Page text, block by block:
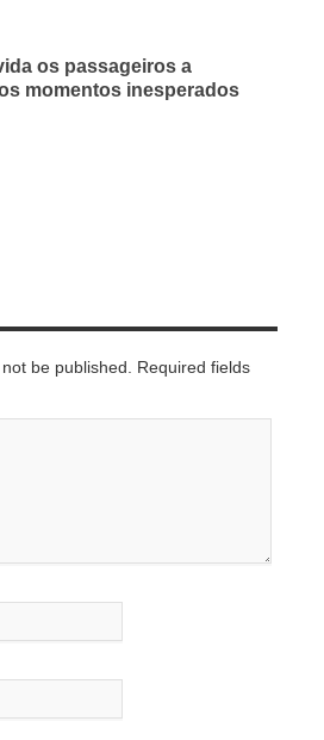
os passageiros a
momentos inesperados
be published. Required fields